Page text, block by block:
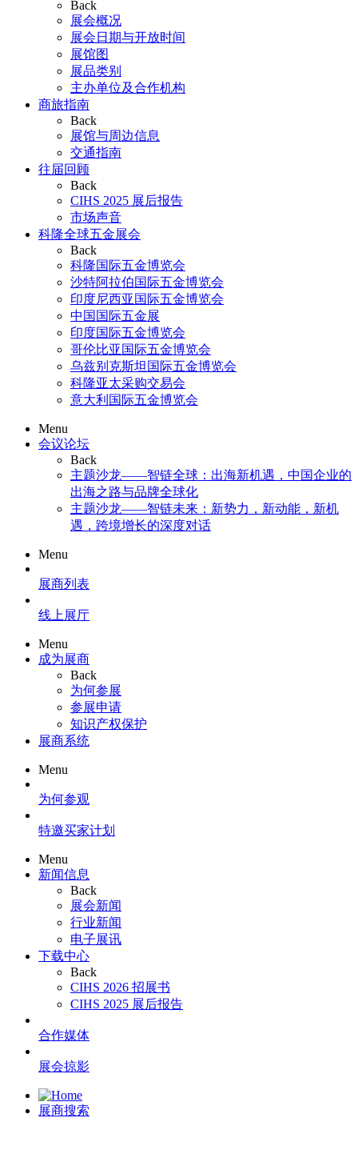
Back
展会概况
展会日期与开放时间
展馆图
展品类别
主办单位及合作机构
商旅指南
Back
展馆与周边信息
交通指南
往届回顾
Back
CIHS 2025 展后报告
市场声音
科隆全球五金展会
Back
科隆国际五金博览会
沙特阿拉伯国际五金博览会
印度尼西亚国际五金博览会
中国国际五金展
印度国际五金博览会
哥伦比亚国际五金博览会
乌兹别克斯坦国际五金博览会
科隆亚太采购交易会
意大利国际五金博览会
Menu
会议论坛
Back
主题沙龙——智链全球：出海新机遇，中国企业的
出海之路与品牌全球化
主题沙龙——智链未来：新势力，新动能，新机
遇，跨境增长的深度对话
Menu
展商列表
线上展厅
Menu
成为展商
Back
为何参展
参展申请
知识产权保护
展商系统
Menu
为何参观
特邀买家计划
Menu
新闻信息
Back
展会新闻
行业新闻
电子展讯
下载中心
Back
CIHS 2026 招展书
CIHS 2025 展后报告
合作媒体
展会掠影
展商搜索